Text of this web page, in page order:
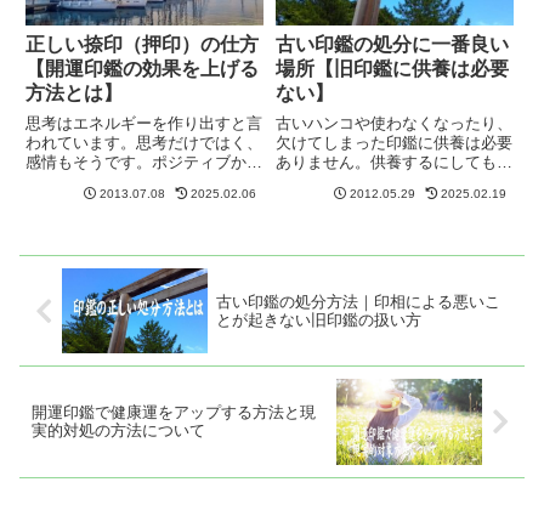
正しい捺印（押印）の仕方
【開運印鑑の効果を上げる
方法とは】
思考はエネルギーを作り出すと言
われています。思考だけではく、
感情もそうです。ポジティブから
置によって周波数が異なり、振動
我々は貰い泣きしてしまうこと
2013.07.08 2025.02.06
古い印鑑の処分に一番良い
場所【旧印鑑に供養は必要
ない】
古いハンコや使わなくなったり、
欠けてしまった印鑑に供養は必要
ありません。供養するにしてもど
日本最も清々しく神気に満ちて威
れが伊勢神宮でのお焚き上げ。
2012.05.29 2025.02.19
古い印鑑の処分方法｜印相による悪いこ
とが起きない旧印鑑の扱い方
開運印鑑で健康運をアップする方法と現
実的対処の方法について